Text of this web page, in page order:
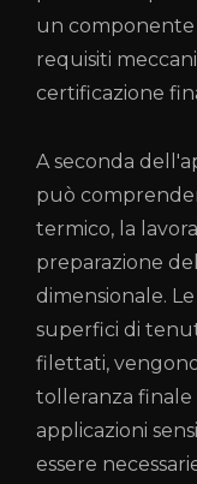
un componente
requisiti
certificazione
A seconda
può
termico, la
preparazione
dimensionale.
superfici di
filettati,
tolleranza finale
applicazioni
essere